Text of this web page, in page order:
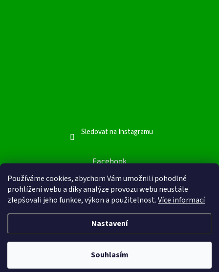
Používáme cookies, abychom Vám umožnili pohodlné
prohlížení webu a díky analýze provozu webu neustále
zlepšovali jeho funkce, výkon a použitelnost.Více informací
Nastavení
Souhlasím
Sledovat na Instagramu
Facebook
Facebook
Vytvořil Shoptet
Inutea.cz. Všechna práva vyhrazena.